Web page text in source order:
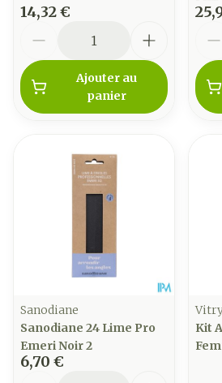
14,32 €
Ajouter au
panier
Sanodiane
Sanodiane 24 Lime Pro
Emeri Noir 2
6,70 €
Kit